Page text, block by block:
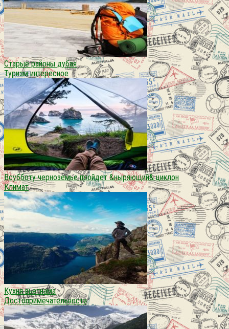
Старые районы дубая
Туризм интересное
Всубботу черноземье пройдет &ныряющий& циклон
Климат
Кухня вьетнама
Достопримечательности